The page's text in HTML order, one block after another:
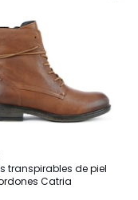
transpirables de piel
Catria